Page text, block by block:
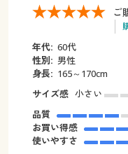
ご
年代: 60代
性別: 男性
身長: 165～170cm
サイズ感 小さい
品質
お買い得感
使いやすさ